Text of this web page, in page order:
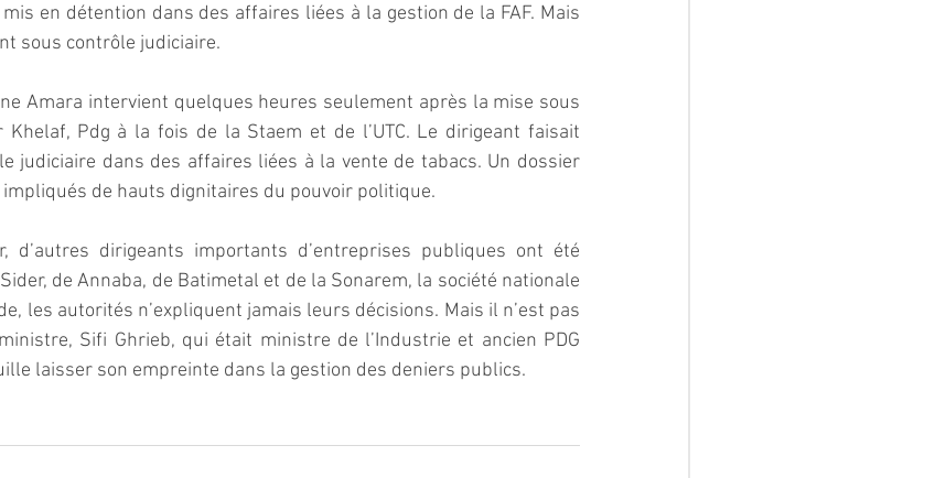
en détention dans des affaires liées à la gestion de la FAF. Mais
sous contrôle judiciaire.
Amara intervient quelques heures seulement après la mise sous
Pdg à la fois de la Staem et de l’UTC. Le dirigeant faisait
judiciaire dans des affaires liées à la vente de tabacs. Un dossier
de hauts dignitaires du pouvoir politique.
d’autres dirigeants importants d’entreprises publiques ont été
de Annaba, de Batimetal et de la Sonarem, la société nationale
les autorités n’expliquent jamais leurs décisions. Mais il n’est pas
Sifi Ghrieb, qui était ministre de l’Industrie et ancien PDG
laisser son empreinte dans la gestion des deniers publics.